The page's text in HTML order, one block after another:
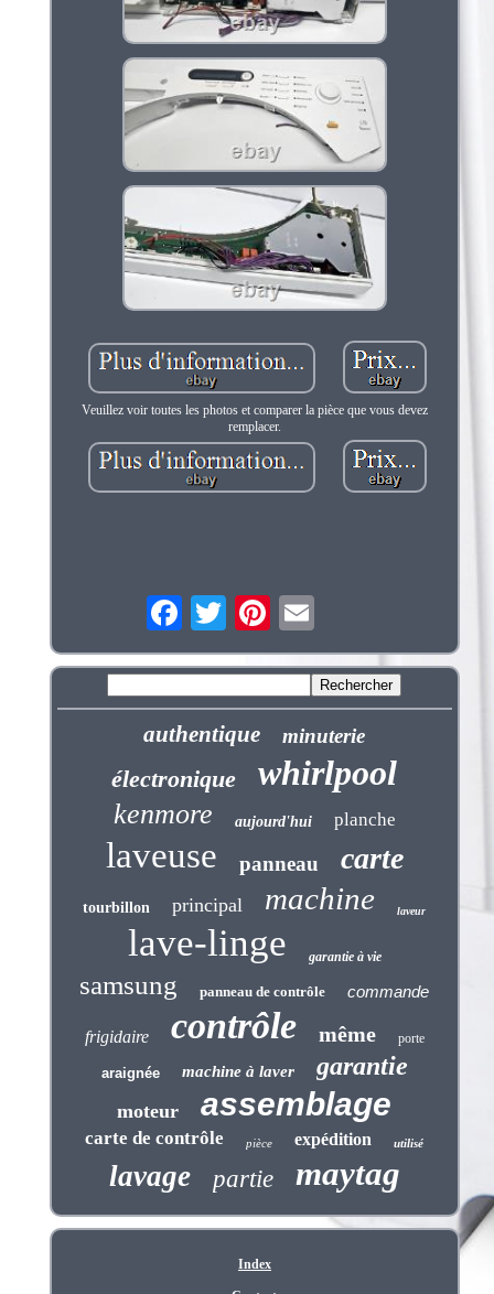
Veuillez voir toutes les photos et comparer la pièce que vous devez
remplacer.
authentique minuterie
électronique whirlpool
kenmore aujourd'hui planche
laveuse panneau carte
tourbillon principal machine laveur
lave-linge garantie à vie
samsung panneau de contrôle commande
frigidaire contrôle même porte
araignée machine à laver garantie
moteur assemblage
carte de contrôle pièce expédition utilisé
lavage partie maytag
Index